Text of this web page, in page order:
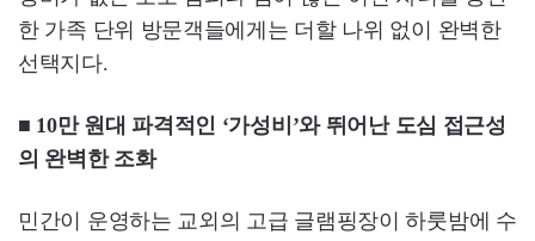
한 가족 단위 방문객들에게는 더할 나위 없이 완벽한
선택지다.
■ 10만 원대 파격적인 ‘가성비’와 뛰어난 도심 접근성
의 완벽한 조화
민간이 운영하는 교외의 고급 글램핑장이 하룻밤에 수